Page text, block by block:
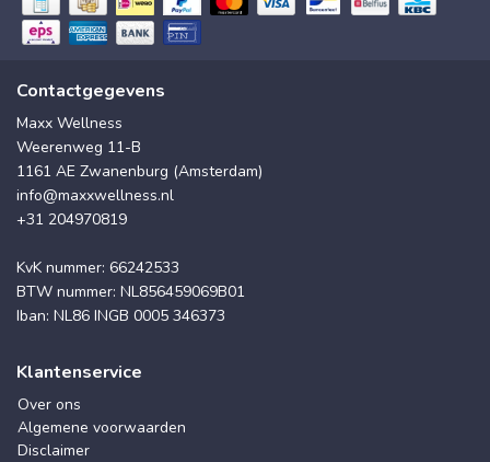
Contactgegevens
Maxx Wellness
Weerenweg 11-B
1161 AE Zwanenburg (Amsterdam)
info@maxxwellness.nl
+31 204970819
KvK nummer: 66242533
BTW nummer: NL856459069B01
Iban: NL86 INGB 0005 346373
Klantenservice
Over ons
Algemene voorwaarden
Disclaimer